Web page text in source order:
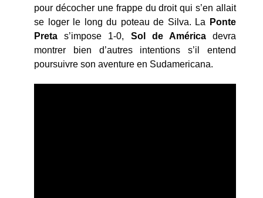
pour décocher une frappe du droit qui s’en allait
se loger le long du poteau de Silva. La
Ponte
Preta s’impose 1-0, Sol de Américadevra
montrer bien d’autres intentions s’il entend
poursuivre son aventure en Sudamericana.